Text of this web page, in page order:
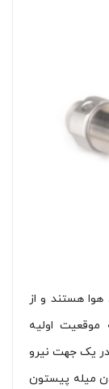
هستند و از
اولیه
در یک جهت نیرو
میله پیستون